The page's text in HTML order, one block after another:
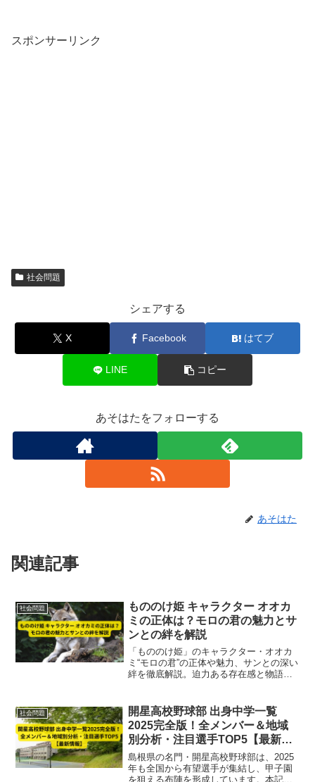
スポンサーリンク
社会問題
シェアする
X Facebook はてブ
LINE コピー
あそはたをフォローする
あそはた
関連記事
社会問題
もののけ姫 キャラクター オオカ
ミの正体は？モロの君の魅力とサ
ンとの絆を解説
「もののけ姫」のキャラクター・オオカ
ミ“モロの君”の正体や魅力、サンとの深い
絆を徹底解説。迫力ある存在感と物語で
社会問題
開星高校野球部 出身中学一覧
2025完全版！全メンバー＆地域
別分析・注目選手TOP5【最新情
報】
島根県の名門・開星高校野球部は、2025
年も全国から有望選手が集結し、甲子園
を狙える布陣を形成しています。本記事